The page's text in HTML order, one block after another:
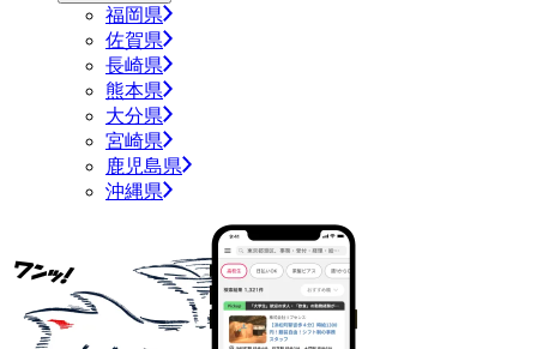
福岡県
佐賀県
長崎県
熊本県
大分県
宮崎県
鹿児島県
沖縄県